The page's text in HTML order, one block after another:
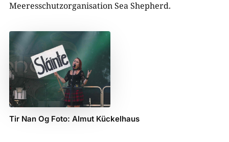
Meeresschutzorganisation Sea Shepherd.
Tir Nan Og Foto: Almut Kückelhaus